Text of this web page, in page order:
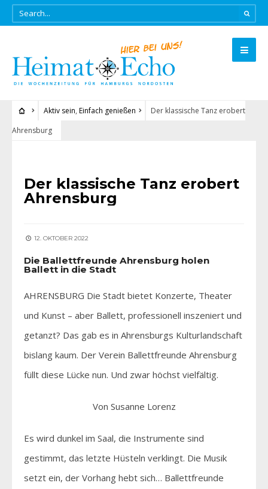
Aktiv sein, Einfach genießen
Der klassische Tanz erobert
Ahrensburg
Der klassische Tanz erobert
Ahrensburg
12. OKTOBER 2022
Die Ballettfreunde Ahrensburg holen
Ballett in die Stadt
AHRENSBURG Die Stadt bietet Konzerte, Theater
und Kunst – aber Ballett, professionell inszeniert und
getanzt? Das gab es in Ahrensburgs Kulturlandschaft
bislang kaum. Der Verein Ballettfreunde Ahrensburg
füllt diese Lücke nun. Und zwar höchst vielfältig.
Von Susanne Lorenz
Es wird dunkel im Saal, die Instrumente sind
gestimmt, das letzte Hüsteln verklingt. Die Musik
setzt ein, der Vorhang hebt sich… Ballettfreunde